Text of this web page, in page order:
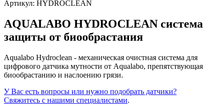
Артикул: HYDROCLEAN
AQUALABO HYDROCLEAN система
защиты от биообрастания
Aqualabo Hydroclean - механическая очистная система для
цифрового датчика мутности от Aqualabo, препятствующая
биообрастанию и наслоению грязи.
У Вас есть вопросы или нужно подобрать датчики?
Свяжитесь с нашими специалистами.